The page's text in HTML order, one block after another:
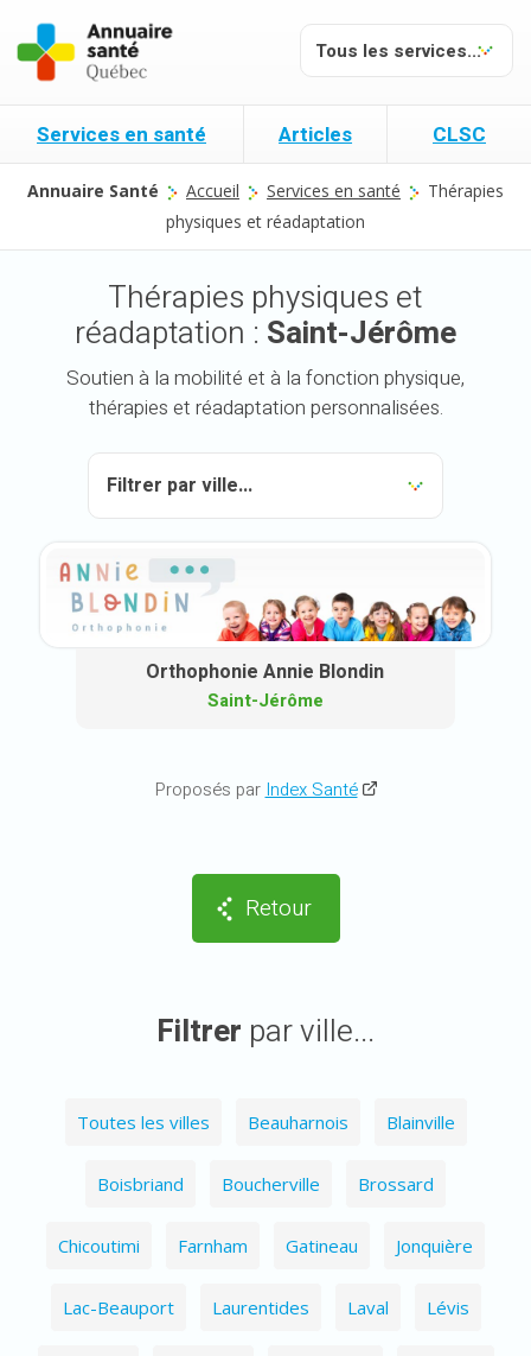
Services en santé Articles CLSC
Annuaire Santé Accueil Services en santé
Thérapies
physiques et réadaptation
Thérapies physiques et
réadaptation : Saint-Jérôme
Soutien à la mobilité et à la fonction physique,
thérapies et réadaptation personnalisées.
Orthophonie Annie Blondin
Saint-Jérôme
Proposés par Index Santé
Retour
Filtrer par ville...
Toutes les villes Beauharnois Blainville
Boisbriand Boucherville Brossard
Chicoutimi Farnham Gatineau Jonquière
Lac-Beauport Laurentides Laval Lévis